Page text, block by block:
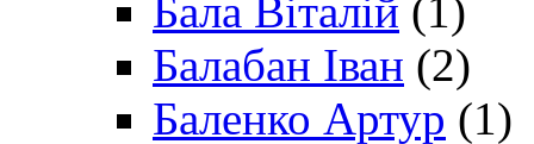
Бала Віталій (1)
Балабан Іван (2)
Баленко Артур (1)